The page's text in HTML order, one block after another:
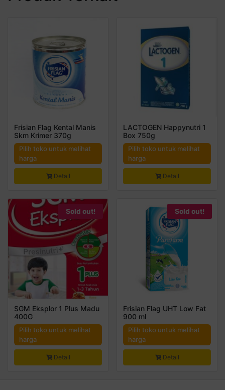
Frisian Flag Kental Manis
Skm Krimer 370g
Pilih toko untuk melihat
harga
Detail
LACTOGEN Happynutri 1
Box 750g
Pilih toko untuk melihat
harga
Detail
Sold out!
SGM Eksplor 1 Plus Madu
400G
Pilih toko untuk melihat
harga
Detail
Sold out!
Frisian Flag UHT Low Fat
900 ml
Pilih toko untuk melihat
harga
Detail